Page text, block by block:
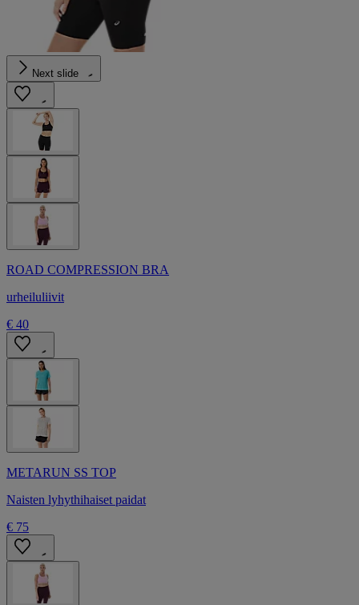
Next slide
ROAD COMPRESSION BRA
urheiluliivit
€ 40
METARUN SS TOP
Naisten lyhythihaiset paidat
€ 75